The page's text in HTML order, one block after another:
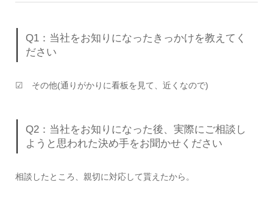
Q1：当社をお知りになったきっかけを教えてく
ださい
☑ その他(通りがかりに看板を見て、近くなので)
Q2：当社をお知りになった後、実際にご相談し
ようと思われた決め手をお聞かせください
相談したところ、親切に対応して貰えたから。